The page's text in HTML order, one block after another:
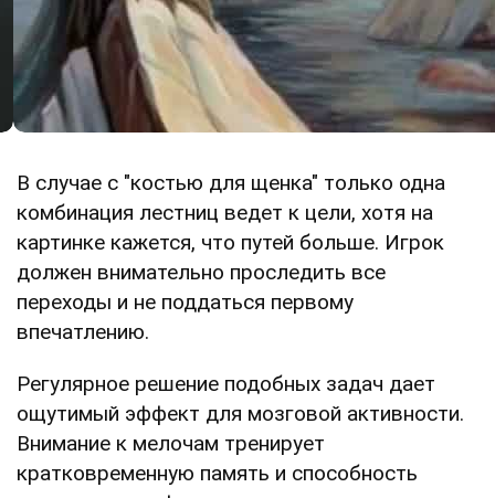
В случае с "костью для щенка" только одна
комбинация лестниц ведет к цели, хотя на
картинке кажется, что путей больше. Игрок
должен внимательно проследить все
переходы и не поддаться первому
впечатлению.
Регулярное решение подобных задач дает
ощутимый эффект для мозговой активности.
Внимание к мелочам тренирует
кратковременную память и способность